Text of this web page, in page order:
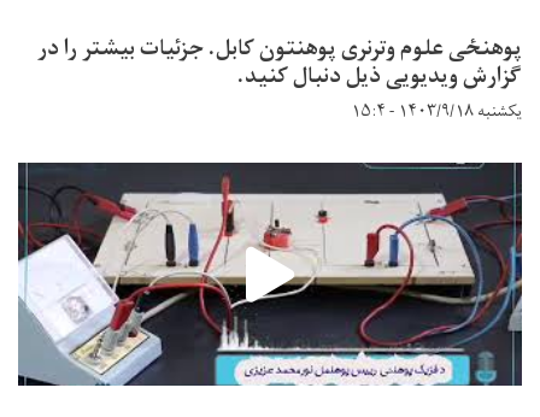
پوهنځی علوم وترنری پوهنتون کابل. جزئیات بیشتر را در
گزارش ویدیویی ذیل دنبال کنید.
یکشنبه ۱۴۰۳/۹/۱۸ - ۱۵:۴